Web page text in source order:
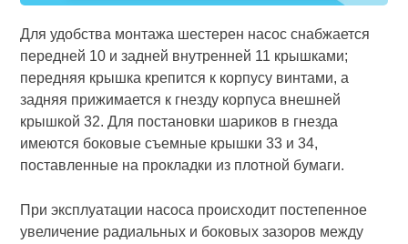
Для удобства монтажа шестерен насос снабжается
передней 10 и задней внутренней 11 крышками;
передняя крышка крепится к корпусу винтами, а
задняя прижимается к гнезду корпуса внешней
крышкой 32. Для постановки шариков в гнезда
имеются боковые съемные крышки 33 и 34,
поставленные на прокладки из плотной бумаги.
При эксплуатации насоса происходит постепенное
увеличение радиальных и боковых зазоров между